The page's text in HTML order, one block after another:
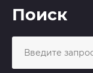
Поиск